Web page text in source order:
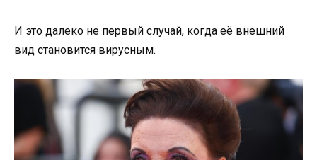
И это далеко не первый случай, когда её внешний
вид становится вирусным.